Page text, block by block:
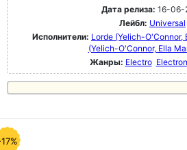
Дата релиза: 16-06-
Лейбл: Universal
Исполнители: Lorde (Yelich-O'Connor,
(Yelich-O'Connor, Ella
Жанры: Electro